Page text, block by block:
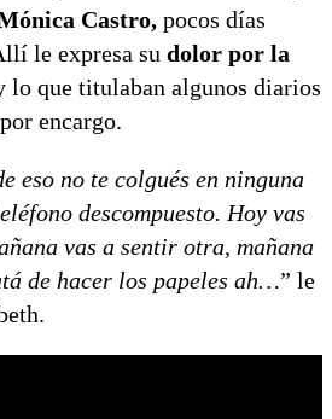
Castro, pocos días
le expresa su dolor por la
lo que titulaban algunos diarios
encargo.
eso no te colgués en ninguna
descompuesto. Hoy vas
vas a sentir otra, mañana
de hacer los papeles ah…” le